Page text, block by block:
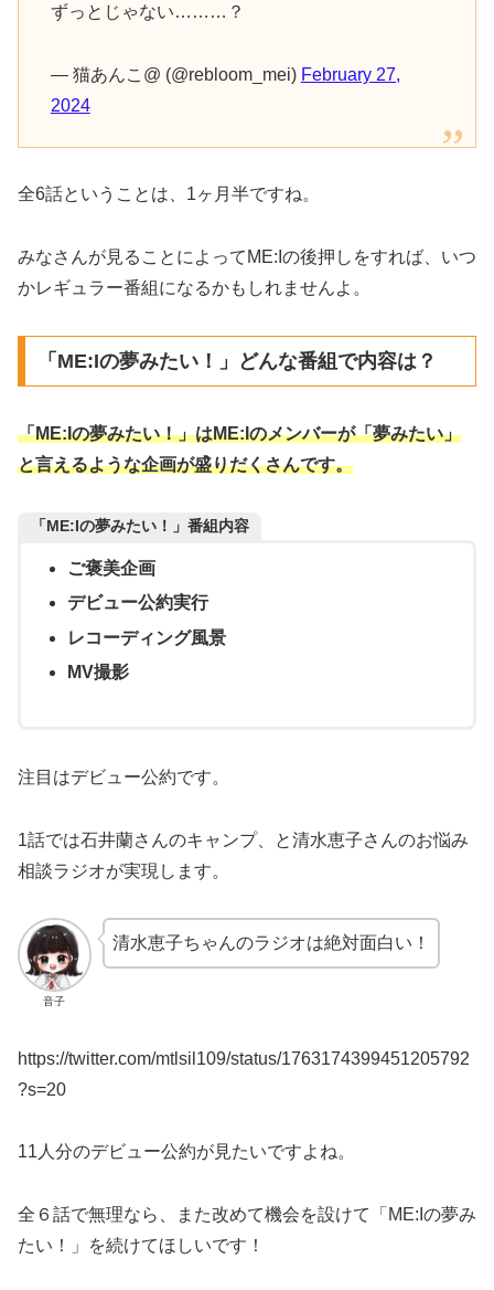
ずっとじゃない………？
— 猫あんこ@ (@rebloom_mei) February 27,
2024
全6話ということは、1ヶ月半ですね。
みなさんが見ることによってME:Iの後押しをすれば、いつ
かレギュラー番組になるかもしれませんよ。
「ME:Iの夢みたい！」どんな番組で内容は？
「ME:Iの夢みたい！」はME:Iのメンバーが「夢みたい」
と言えるような企画が盛りだくさんです。
「ME:Iの夢みたい！」番組内容
ご褒美企画
デビュー公約実行
レコーディング風景
MV撮影
注目はデビュー公約です。
1話では石井蘭さんのキャンプ、と清水恵子さんのお悩み
相談ラジオが実現します。
音子
清水恵子ちゃんのラジオは絶対面白い！
https://twitter.com/mtlsil109/status/1763174399451205792
?s=20
11人分のデビュー公約が見たいですよね。
全６話で無理なら、また改めて機会を設けて「ME:Iの夢み
たい！」を続けてほしいです！